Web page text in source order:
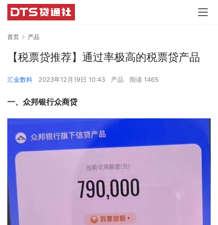
首页 产品
【税票贷推荐】通过率极高的税票贷产品
汇金数科 2023年12月19日 10:43 产品 阅读 1465
一、众邦银行众商贷